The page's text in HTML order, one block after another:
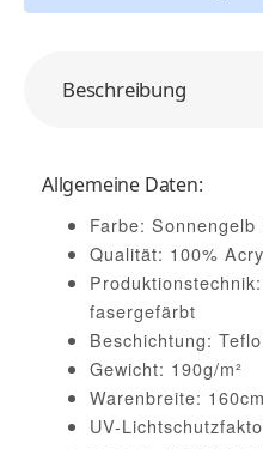
Beschreibung
Allgemeine Daten:
Farbe: Sonnengelb
Qualität: 100%
fasergefärbt
Beschichtung:
Gewicht: 190g/m²
Warenbreite: 160cm
UV-